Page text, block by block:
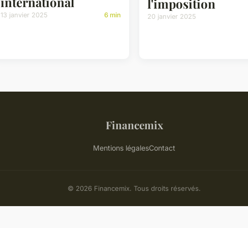
13 janvier 2025 6 min
l'imposition
20 janvier 2025
Financemix
Mentions légalesContact
© 2026 Financemix. Tous droits réservés.